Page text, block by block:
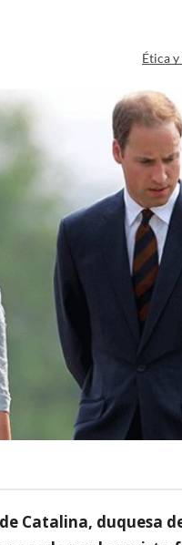
Ética
Catalina, duquesa